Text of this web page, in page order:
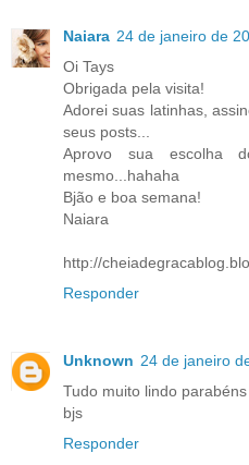
Naiara 24 de janeiro de
Oi Tays
Obrigada pela visita!
Adorei suas latinhas,
seus posts...
Aprovo sua escolha
mesmo...hahaha
Bjão e boa semana!
Naiara
http://
Responder
Unknown 24 de janeiro
Tudo muito lindo
bjs
Responder